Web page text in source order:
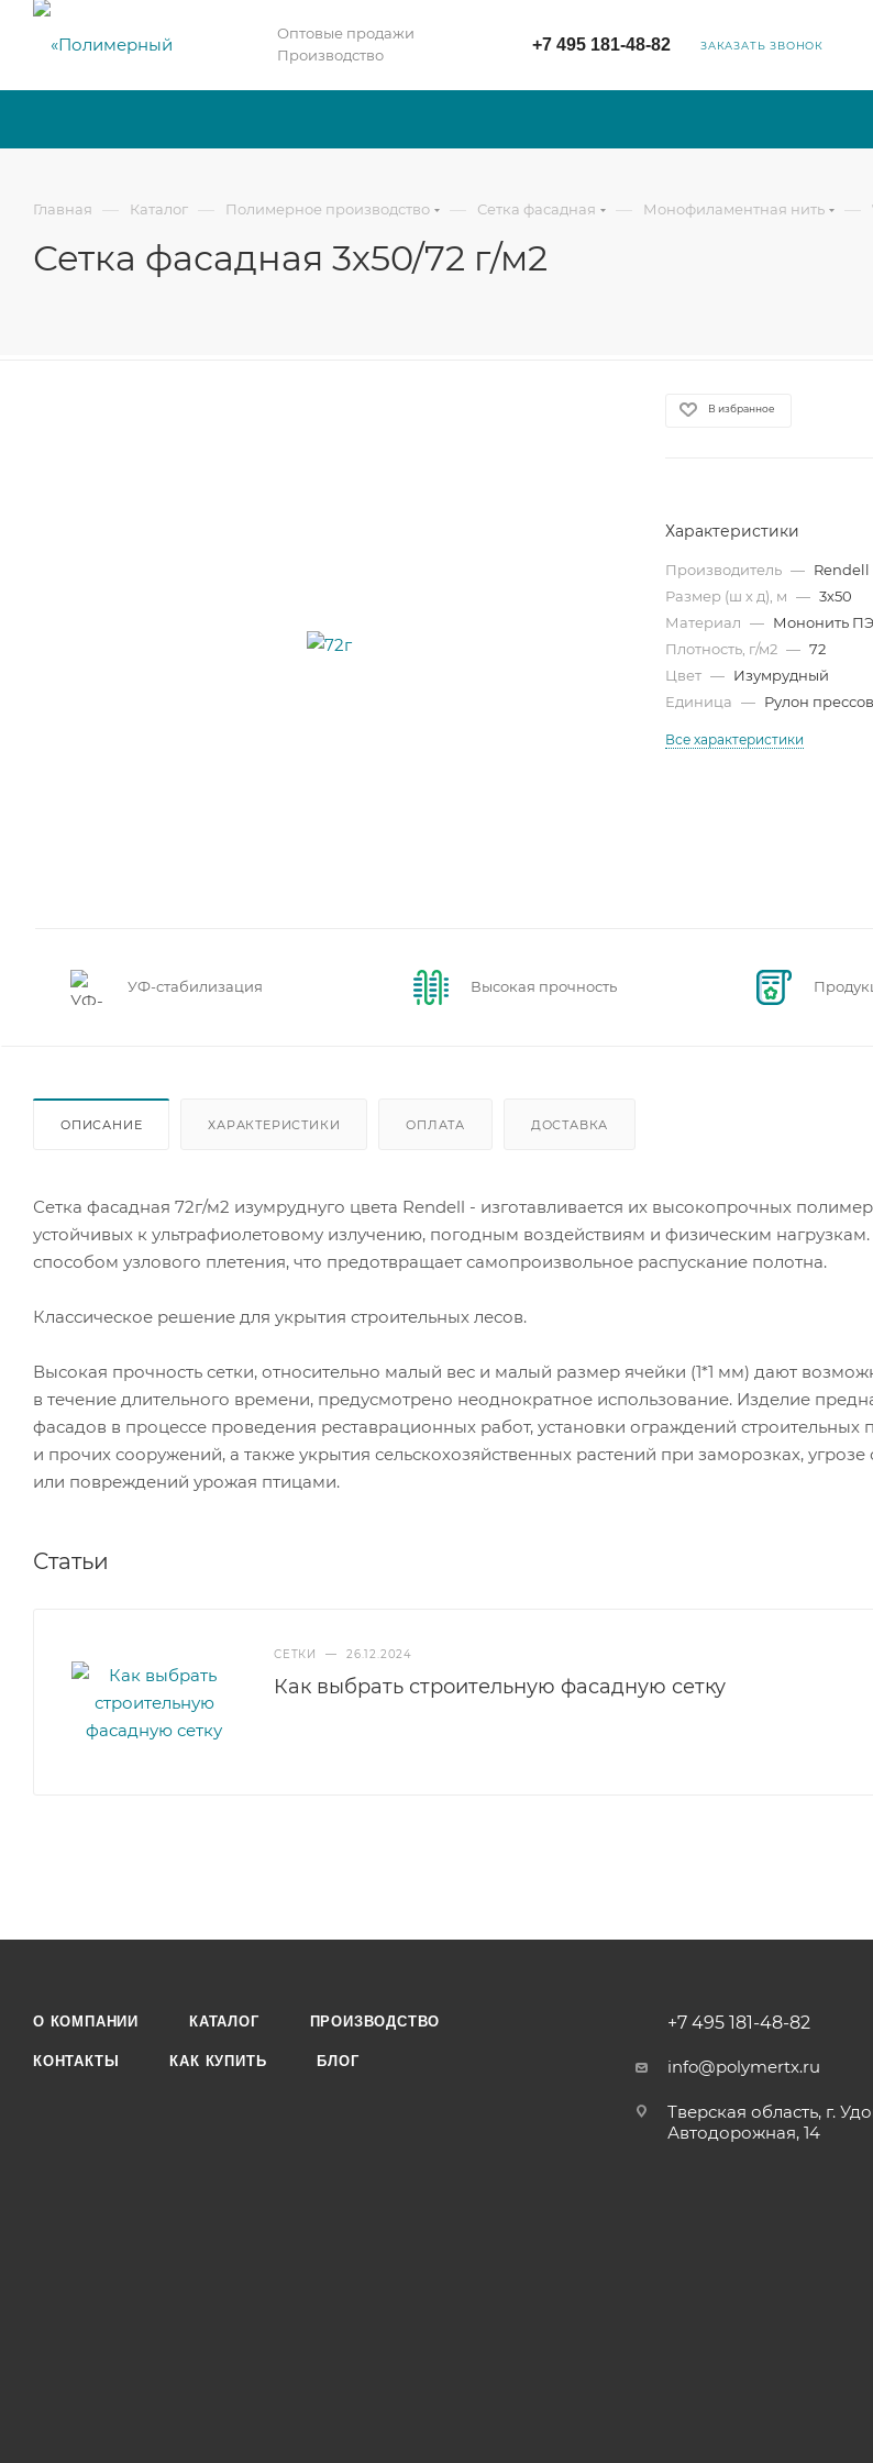
Оптовые продажи
Производство
+7 495 181-48-82 ЗАКАЗАТЬ ЗВОНОК
Главная — Каталог — Полимерное производство — Сетка фасадная — Монофиламентная нить —
Сетка фасадная 3х50/72 г/м2
В избранное
Характеристики
Производитель — Rendell
Размер (ш х д), м — 3х50
Материал — Мононить ПЭ
Плотность, г/м2 — 72
Цвет — Изумрудный
Единица — Рулон
Все характеристики
УФ-стабилизация Высокая прочность
ОПИСАНИЕ ХАРАКТЕРИСТИКИ ОПЛАТА ДОСТАВКА
Сетка фасадная 72г/м2 изумруднуго цвета Rendell - изготавливается их высокопрочных
устойчивых к ультрафиолетовому излучению, погодным воздействиям и физическим нагрузкам.
способом узлового плетения, что предотвращает самопроизвольное распускание полотна.
Классическое решение для укрытия строительных лесов.
Высокая прочность сетки, относительно малый вес и малый размер ячейки (1*1 мм) дают
в течение длительного времени, предусмотрено неоднократное использование. Изделие
фасадов в процессе проведения реставрационных работ, установки ограждений строительных
и прочих сооружений, а также укрытия сельскохозяйственных растений при заморозках,
или повреждений урожая птицами.
Статьи
СЕТКИ — 26.12.2024
Как выбрать строительную фасадную сетку
О КОМПАНИИ КАТАЛОГ ПРОИЗВОДСТВО
КОНТАКТЫ КАК КУПИТЬ БЛОГ
+7 495 181-48-82
info@polymertx.ru
Тверская область, г.
Автодорожная, 14